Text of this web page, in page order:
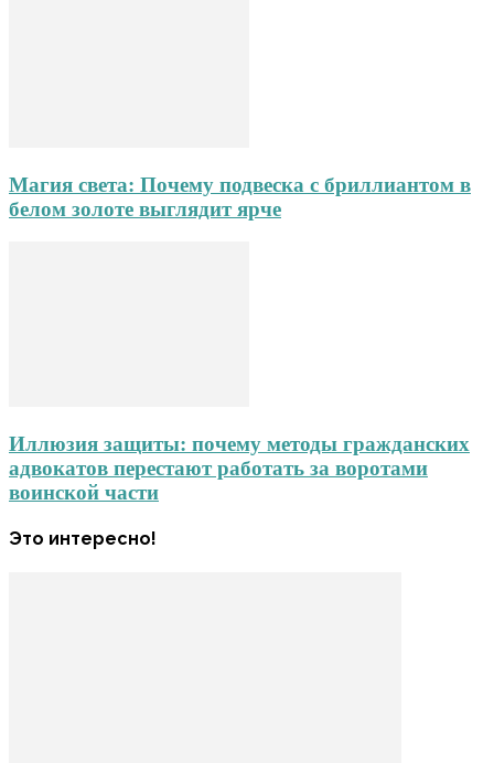
Магия света: Почему подвеска с бриллиантом в
белом золоте выглядит ярче
Иллюзия защиты: почему методы гражданских
адвокатов перестают работать за воротами
воинской части
Это интересно!